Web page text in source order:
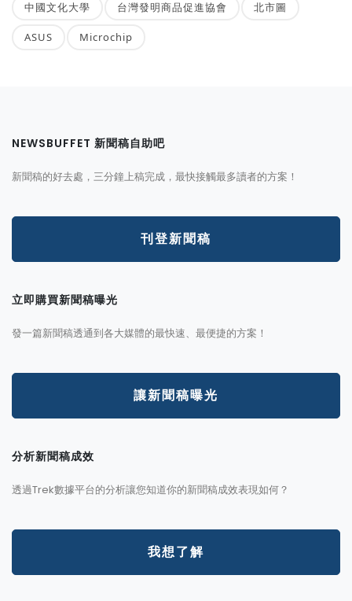
中國文化大學 台灣發明商品促進協會 北市圖
ASUS Microchip
NEWSBUFFET 新聞稿自助吧
新聞稿的好去處，三分鐘上稿完成，最快接觸最多讀者的方案！
刊登新聞稿
立即購買新聞稿曝光
發一篇新聞稿透通到各大媒體的最快速、最便捷的方案！
讓新聞稿曝光
分析新聞稿成效
透過Trek數據平台的分析讓您知道你的新聞稿成效表現如何？
我想了解